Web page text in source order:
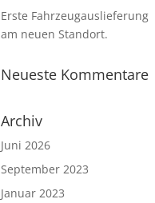
Erste Fahrzeugauslieferung
am neuen Standort.
Neueste Kommentare
Archiv
Juni 2026
September 2023
Januar 2023